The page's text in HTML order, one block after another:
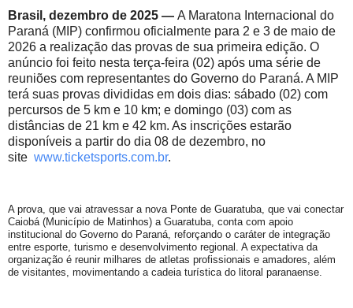
Brasil, dezembro de 2025 — A Maratona Internacional do
Paraná (MIP) confirmou oficialmente para 2 e 3 de maio de
2026 a realização das provas de sua primeira edição. O
anúncio foi feito nesta terça-feira (02) após uma série de
reuniões com representantes do Governo do Paraná. A MIP
terá suas provas divididas em dois dias: sábado (02) com
percursos de 5 km e 10 km; e domingo (03) com as
distâncias de 21 km e 42 km. As inscrições estarão
disponíveis a partir do dia 08 de dezembro, no
site www.ticketsports.com.br.
A prova, que vai atravessar a nova Ponte de Guaratuba, que vai conectar
Caiobá (Município de Matinhos) a Guaratuba, conta com apoio
institucional do Governo do Paraná, reforçando o caráter de integração
entre esporte, turismo e desenvolvimento regional. A expectativa da
organização é reunir milhares de atletas profissionais e amadores, além
de visitantes, movimentando a cadeia turística do litoral paranaense.